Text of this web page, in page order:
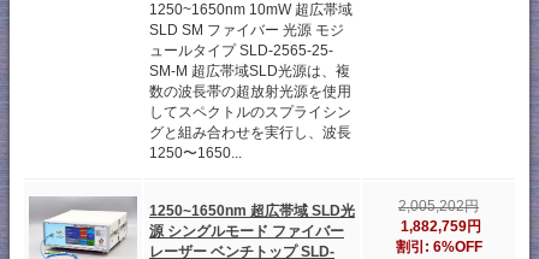
1250~1650nm 10mW 超広帯域
SLD SM ファイバー 光源 モジ
ュールタイプ SLD-2565-25-
SM-M 超広帯域SLD光源は、複
数の波長帯の超放射光源を使用
してスペクトルのスプライシン
グと組み合わせを実行し、波長
1250〜1650...
1250~1650nm 超広帯域 SLD光
源 シングルモード ファイバー
レーザー ベンチトップ SLD-
2,005,202円
1,882,759円
割引: 6%OFF